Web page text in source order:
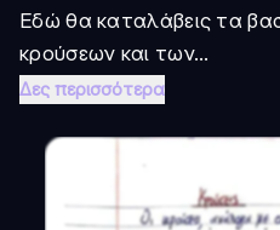
Εδώ θα καταλάβεις τα
κρούσεων και των...
Δες περισσότερα